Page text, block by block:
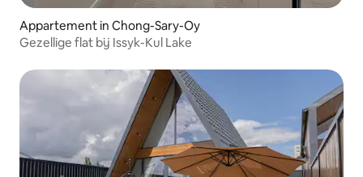
Appartement in Chong-Sary-Oy
Gezellige flat bij Issyk-Kul Lake